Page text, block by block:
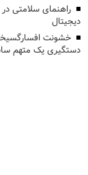
راهنمای سلامتی
دیجیتال
خشونت
دستگیری یک متهم